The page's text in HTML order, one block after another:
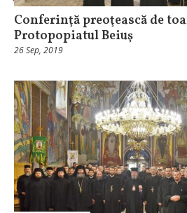
Conferinţă preoţească de
Protopopiatul Beiuş
26 Sep, 2019